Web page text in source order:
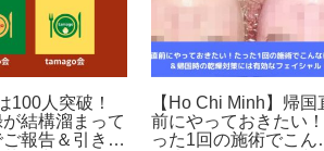
100人突破！
結構溜まって
報告＆引き続
【Ho Chi Minh】帰国
前にやっておきたい
った1回の施術でこん